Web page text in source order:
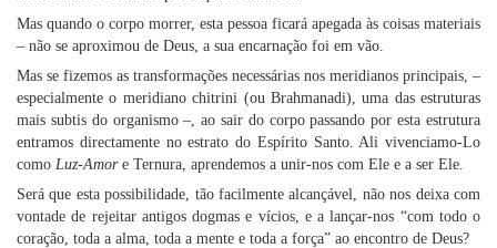
Mas quando o corpo morrer, esta pessoa ficará apegada às coisas materiais
– não se aproximou de Deus, a sua encarnação foi em vão.
Mas se fizemos as transformações necessárias nos meridianos principais, –
especialmente o meridiano chitrini (ou Brahmanadi), uma das estruturas
mais subtis do organismo –, ao sair do corpo passando por esta estrutura
entramos directamente no estrato do Espírito Santo. Ali vivenciamo-Lo
como Luz-Amore Ternura, aprendemos a unir-nos com Ele e a ser Ele.
Será que esta possibilidade, tão facilmente alcançável, não nos deixa com
vontade de rejeitar antigos dogmas e vícios, e a lançar-nos “com todo o
coração, toda a alma, toda a mente e toda a força” ao encontro de Deus?